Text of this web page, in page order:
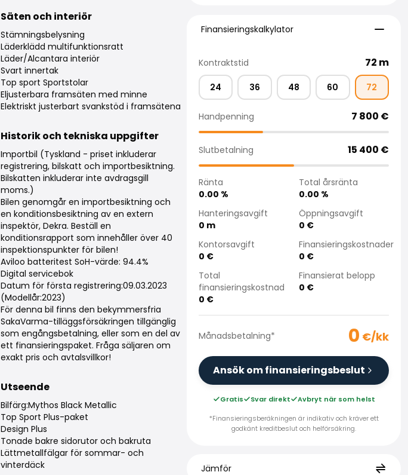
Säten och interiör
Stämningsbelysning
Läderklädd multifunktionsratt
Läder/Alcantara interiör
Svart innertak
Top sport Sportstolar
Eljusterbara framsäten med minne
Elektriskt justerbart svankstöd i framsätena
Historik och tekniska uppgifter
Importbil (Tyskland - priset inkluderar
registrering, bilskatt och importbesiktning.
Bilskatten inkluderar inte avdragsgill
moms.)
Bilen genomgår en importbesiktning och
en konditionsbesiktning av en extern
inspektör, Dekra. Beställ en
konditionsrapport som innehåller över 40
inspektionspunkter för bilen!
Aviloo batteritest SoH-värde: 94.4%
Digital servicebok
Datum för första registrering:09.03.2023
(Modellår:2023)
För denna bil finns den bekymmersfria
SakaVarma-tilläggsförsäkringen tillgänglig
som engångsbetalning, eller som en del av
ett finansieringspaket. Fråga säljaren om
exakt pris och avtalsvillkor!
Utseende
Bilfärg:Mythos Black Metallic
Top Sport Plus-paket
Design Plus
Tonade bakre sidorutor och bakruta
Lättmetallfälgar för sommar- och
vinterdäck
Finansieringskalkylator
Finansieringskalkylator
Kontraktstid 72 m
24 36 48 60 72
Handpenning 7 800 €
Slutbetalning 15 400 €
Ränta
0.00 %
Total årsränta
0.00 %
Hanteringsavgift
0 m
Öppningsavgift
0 €
Kontorsavgift
0 €
Finansieringskostnader
0 €
Total
finansieringskostnad
0 €
Finansierat belopp
0 €
Månadsbetalning* 0 €/kk
Ansök om finansieringsbeslut
Gratis Svar direkt
Avbryt när som helst
*Finansieringsberäkningen är indikativ och kräver ett
godkänt kreditbeslut och helförsäkring.
Jämför